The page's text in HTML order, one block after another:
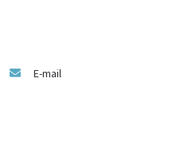
E-mail